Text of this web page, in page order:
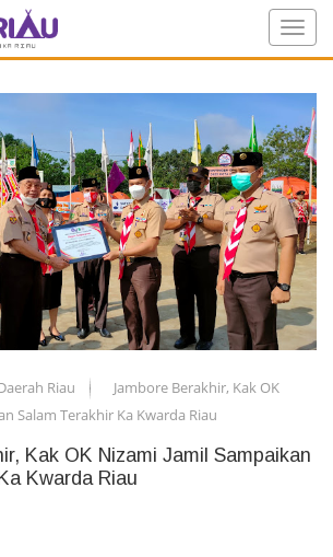
Riau
Jambore Berakhir, Kak OK
Salam Terakhir Ka Kwarda Riau
Kak OK Nizami Jamil Sampaikan
Kwarda Riau